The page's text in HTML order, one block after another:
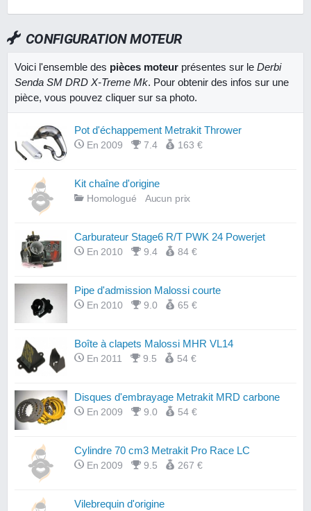
CONFIGURATION MOTEUR
Voici l'ensemble des pièces moteur présentes sur le Derbi
Senda SM DRD X-Treme Mk. Pour obtenir des infos sur une
pièce, vous pouvez cliquer sur sa photo.
Pot d'échappement Metrakit Thrower
En 2009 7.4 163 €
Kit chaîne d'origine
Homologué Aucun prix
Carburateur Stage6 R/T PWK 24 Powerjet
En 2010 9.4 84 €
Pipe d'admission Malossi courte
En 2010 9.0 65 €
Boîte à clapets Malossi MHR VL14
En 2011 9.5 54 €
Disques d'embrayage Metrakit MRD carbone
En 2009 9.0 54 €
Cylindre 70 cm3 Metrakit Pro Race LC
En 2009 9.5 267 €
Vilebrequin d'origine